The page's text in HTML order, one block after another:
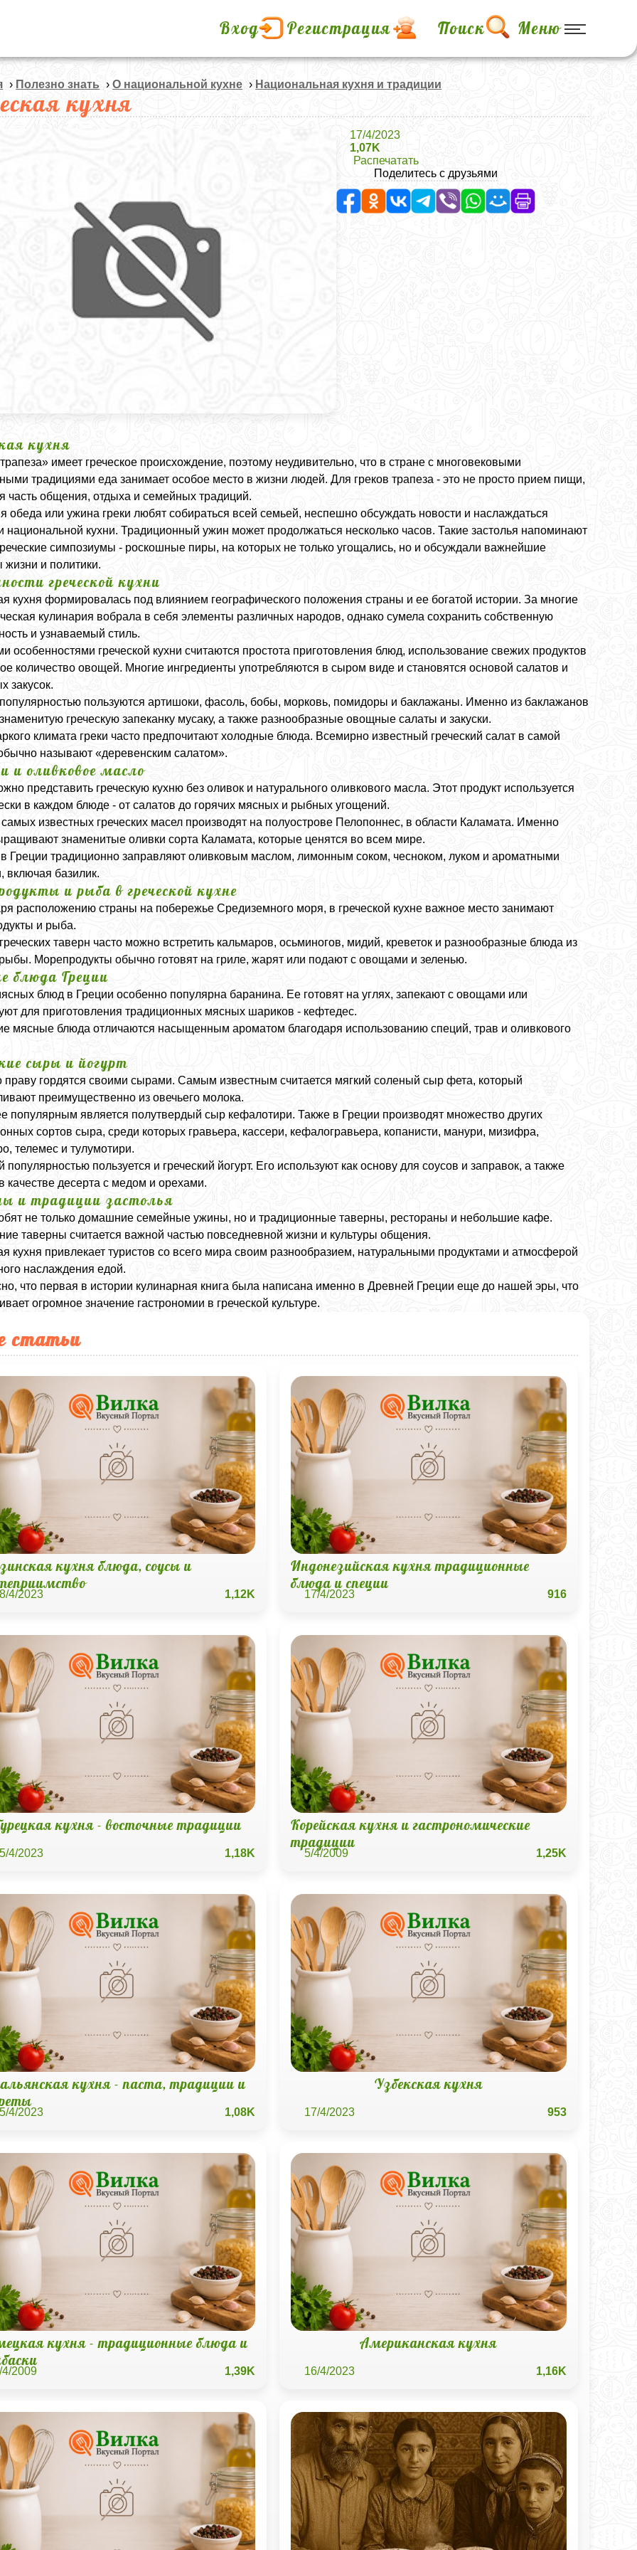
Вход Регистрация Поиск Меню
› Полезно знать ›О национальной кухне › Национальная кухня и традиции
кухня
17/4/2023
1,07K
Распечатать
Поделитесь с друзьями
кухня
имеет греческое происхождение, поэтому неудивительно, что в стране с многовековыми
традициями еда занимает особое место в жизни людей. Для греков трапеза - это не просто прием пищи,
часть общения, отдыха и семейных традиций.
обеда или ужина греки любят собираться всей семьей, неспешно обсуждать новости и наслаждаться
национальной кухни. Традиционный ужин может продолжаться несколько часов. Такие застолья напоминают
симпозиумы - роскошные пиры, на которых не только угощались, но и обсуждали важнейшие
жизни и политики.
греческой кухни
кухня формировалась под влиянием географического положения страны и ее богатой истории. За многие
кулинария вобрала в себя элементы различных народов, однако сумела сохранить собственную
и узнаваемый стиль.
особенностями греческой кухни считаются простота приготовления блюд, использование свежих продуктов
количество овощей. Многие ингредиенты употребляются в сыром виде и становятся основой салатов и
закусок.
пользуются артишоки, фасоль, бобы, морковь, помидоры и баклажаны. Именно из баклажанов
греческую запеканку мусаку, а также разнообразные овощные салаты и закуски.
климата греки часто предпочитают холодные блюда. Всемирно известный греческий салат в самой
называют «деревенским салатом».
и оливковое масло
представить греческую кухню без оливок и натурального оливкового масла. Этот продукт используется
в каждом блюде - от салатов до горячих мясных и рыбных угощений.
известных греческих масел производят на полуострове Пелопоннес, в области Каламата. Именно
знаменитые оливки сорта Каламата, которые ценятся во всем мире.
Греции традиционно заправляют оливковым маслом, лимонным соком, чесноком, луком и ароматными
включая базилик.
и рыба в греческой кухне
расположению страны на побережье Средиземного моря, в греческой кухне важное место занимают
и рыба.
таверн часто можно встретить кальмаров, осьминогов, мидий, креветок и разнообразные блюда из
Морепродукты обычно готовят на гриле, жарят или подают с овощами и зеленью.
блюда Греции
блюд в Греции особенно популярна баранина. Ее готовят на углях, запекают с овощами или
для приготовления традиционных мясных шариков - кефтедес.
мясные блюда отличаются насыщенным ароматом благодаря использованию специй, трав и оливкового
сыры и йогурт
праву гордятся своими сырами. Самым известным считается мягкий соленый сыр фета, который
преимущественно из овечьего молока.
популярным является полутвердый сыр кефалотири. Также в Греции производят множество других
сортов сыра, среди которых гравьера, кассери, кефалогравьера, копанисти, манури, мизифра,
телемес и тулумотири.
пользуется и греческий йогурт. Его используют как основу для соусов и заправок, а также
качестве десерта с медом и орехами.
и традиции застолья
не только домашние семейные ужины, но и традиционные таверны, рестораны и небольшие кафе.
таверны считается важной частью повседневной жизни и культуры общения.
кухня привлекает туристов со всего мира своим разнообразием, натуральными продуктами и атмосферой
наслаждения едой.
что первая в истории кулинарная книга была написана именно в Древней Греции еще до нашей эры, что
огромное значение гастрономии в греческой культуре.
статьи
кухня блюда, соусы и
4/2023 1,12K
Индонезийская кухня традиционные
блюда и специи
17/4/2023 916
кухня - восточные традиции
4/2023 1,18K
Корейская кухня и гастрономические
традиции
5/4/2009 1,25K
кухня - паста, традиции и
4/2023 1,08K
Узбекская кухня
17/4/2023 953
кухня - традиционные блюда и
4/2009 1,39K
Американская кухня
16/4/2023 1,16K